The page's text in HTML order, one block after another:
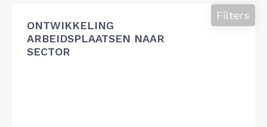
ONTWIKKELING
ARBEIDSPLAATSEN NAAR
SECTOR
Filters